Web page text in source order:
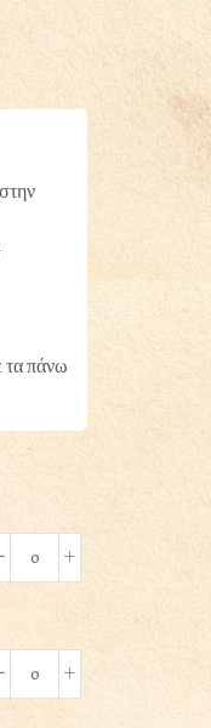
τα πάνω
ΜΟΝΑΣΤΗΡΙΑΚΟ
ΜΕ
ΠΑΡΑΔΟΣΙΑΚΗ
ΣΤΡΑΓΓΙΣΗ
ΑΥΓΑ